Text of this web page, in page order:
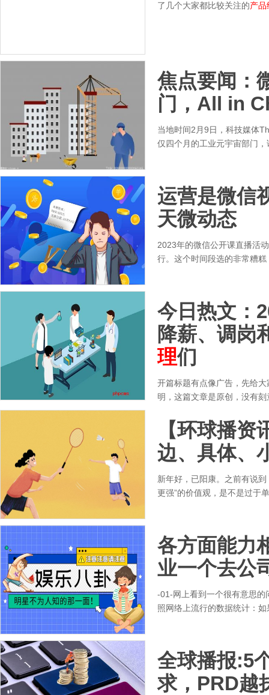
了几个大家都比较关注的产品
焦点要闻：
门，All in
当地时间2月9日，科技媒体
仅四个月的工业元宇宙部门
运营是微信
天微动态
2023年的微信公开课直播活
行。这个时间段选的非常糟
今日热文：
降薪、调岗
理们
开篇标题有点像广告，先给
明，这篇文章是原创，没有
【环球播
边、具体、
新年好，已阳康。之前有说
更强”的价值观，是不是过于
各方面能力
业一个去公
-01-网上看到一个很有意思的
照网络上流行的数据统计：
全球播报:5
求，PRD越